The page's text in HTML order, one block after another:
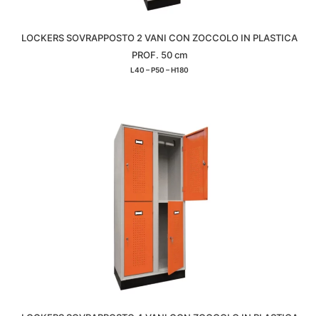
LOCKERS SOVRAPPOSTO 2 VANI CON ZOCCOLO IN PLASTICA
PROF. 50 cm
L40 – P50 – H180